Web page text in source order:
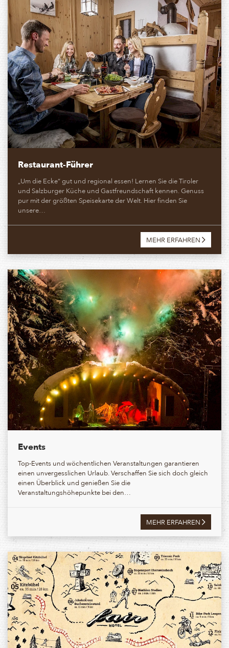
Restaurant-Führer
„Um die Ecke“ gut und regional essen! Lernen Sie die Tiroler
und Salzburger Küche und Gastfreundschaft kennen. Genuss
pur mit der größten Speisekarte der Welt. Hier finden Sie
unsere…
MEHR ERFAHREN
Events
Top-Events und wöchentlichen Veranstaltungen garantieren
einen unvergesslichen Urlaub. Verschaffen Sie sich doch gleich
einen Überblick und genießen Sie die
Veranstaltungshöhepunkte bei den…
MEHR ERFAHREN